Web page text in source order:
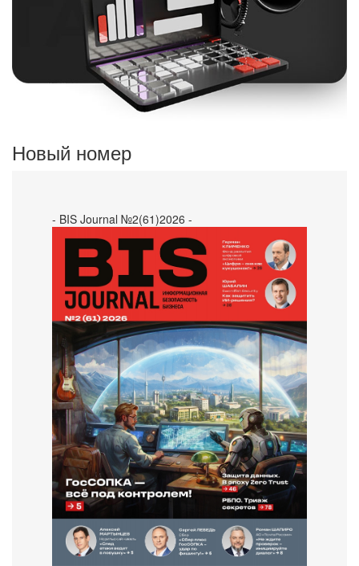
Новый номер
- BIS Journal №2(61)2026 -